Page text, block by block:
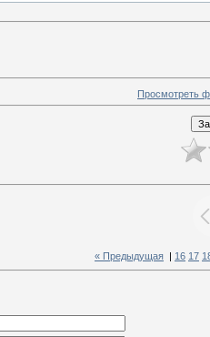
Просмотреть
« Предыдущая 16 17